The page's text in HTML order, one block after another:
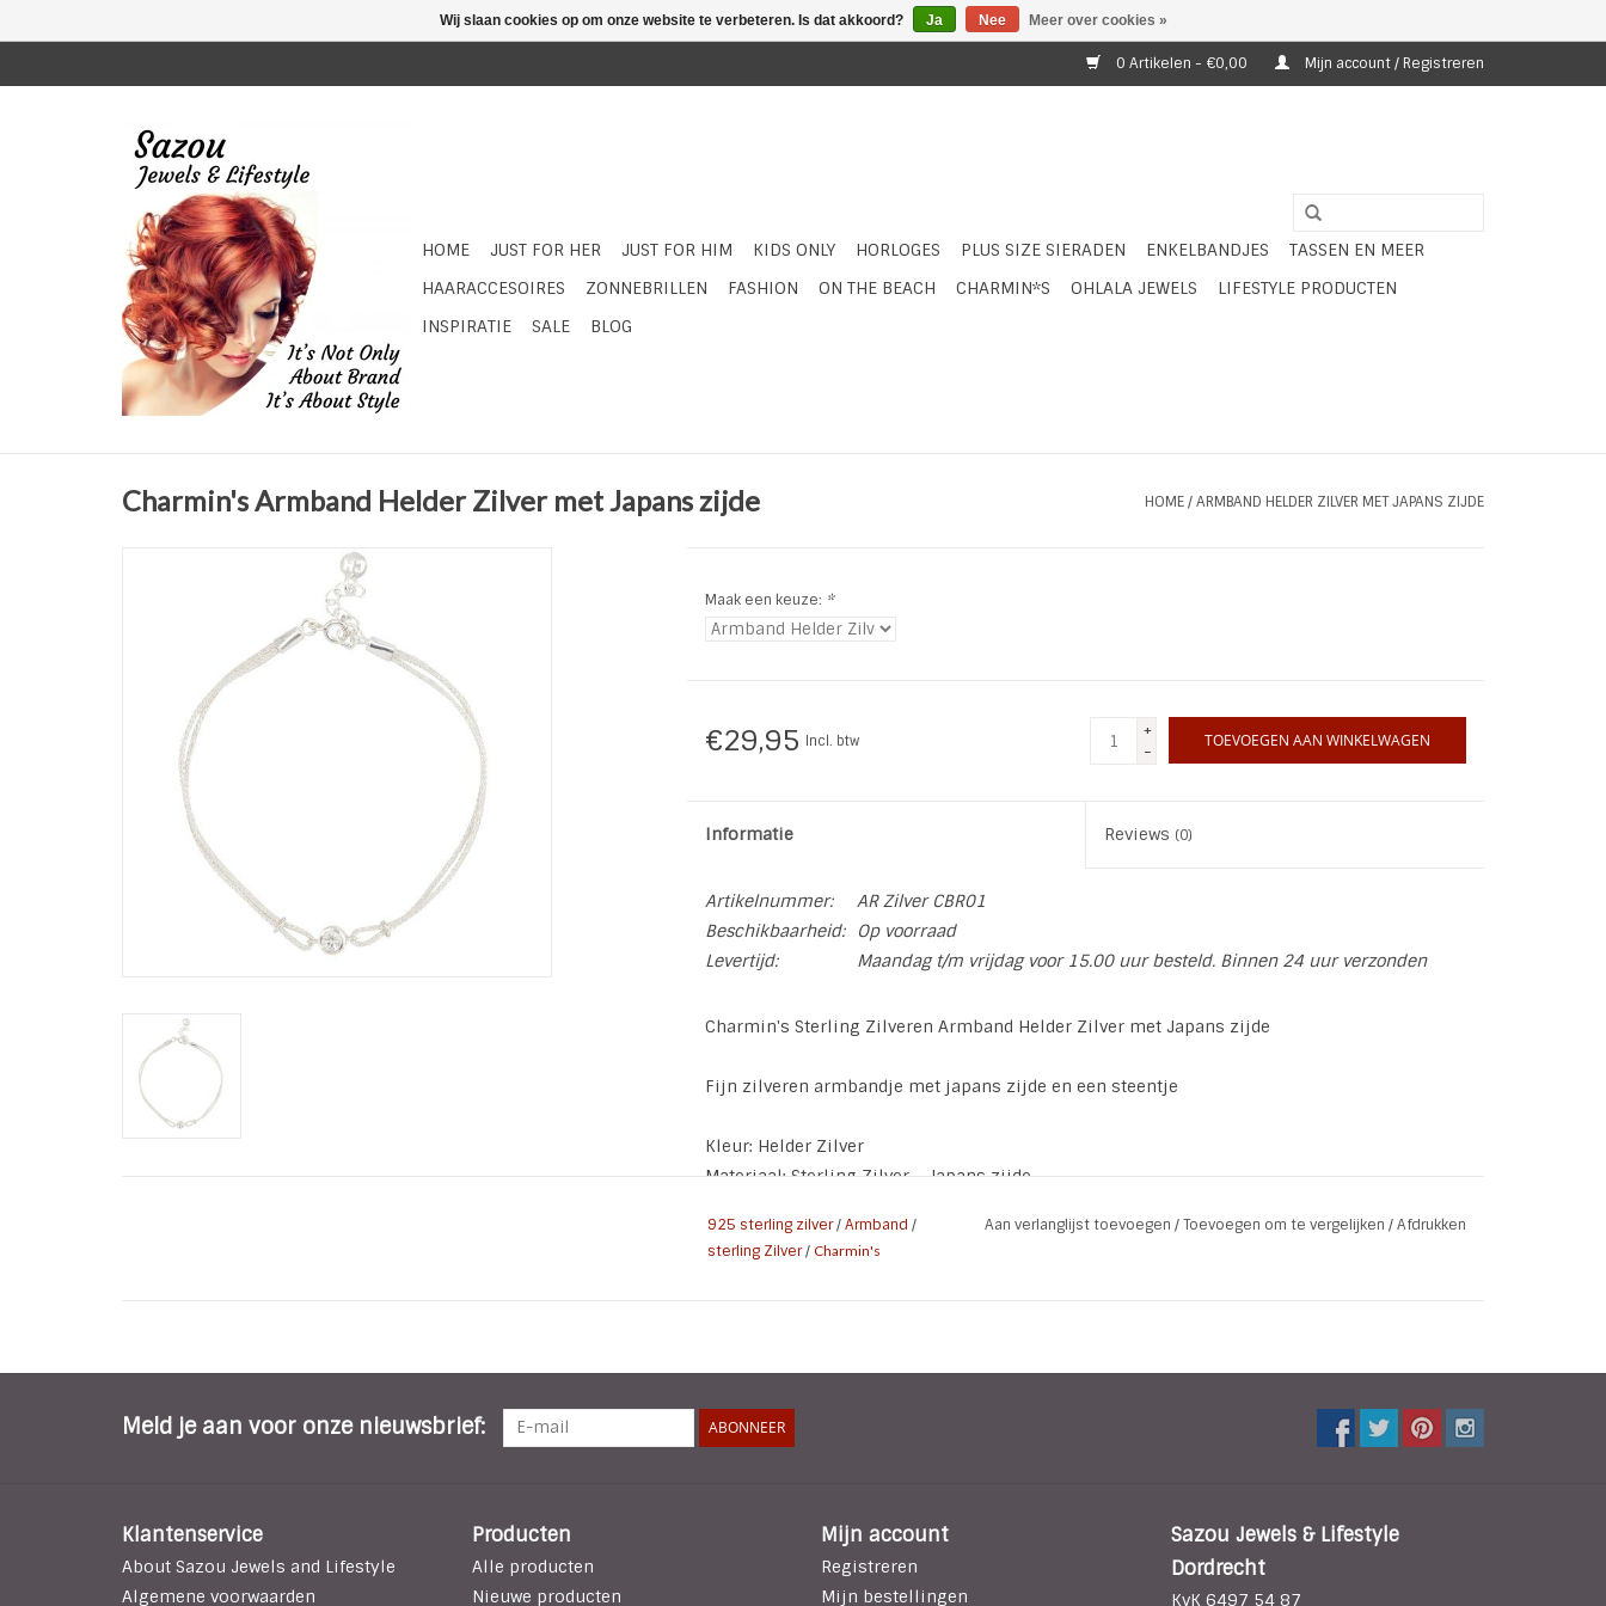
0 Artikelen - €0,00 Mijn account / Registreren
HOME JUST FOR HER JUST FOR HIM KIDS ONLY HORLOGES PLUS SIZE SIERADEN ENKELBANDJES
TASSEN EN MEER
HAARACCESOIRES
ZONNEBRILLEN FASHION ON THE BEACH CHARMIN*S OHLALA JEWELS
LIFESTYLE PRODUCTEN
INSPIRATIE
SALE BLOG
Charmin's Armband Helder Zilver met Japans zijde HOME/ARMBAND HELDER ZILVER MET JAPANS ZIJDE
Maak een keuze: *
€29,95 Incl. btw
+
-
TOEVOEGEN AAN WINKELWAGEN
Informatie Reviews (0)
Artikelnummer:
AR Zilver CBR01
Beschikbaarheid:
Op voorraad
Levertijd:
Maandag t/m vrijdag voor 15.00 uur besteld. Binnen 24 uur verzonden
Charmin's Sterling Zilveren Armband Helder Zilver met Japans zijde
Fijn zilveren armbandje met japans zijde en een steentje
Kleur: Helder Zilver
Materiaal: Sterling Zilver - Japans zijde
925 sterling zilver/Armband /
sterling Zilver/ Charmin's
Aan verlanglijst toevoegen /Toevoegen om te vergelijken /Afdrukken
Meld je aan voor onze nieuwsbrief: ABONNEER
Klantenservice
About Sazou Jewels and Lifestyle
Algemene voorwaarden
Producten
Alle producten
Nieuwe producten
Mijn account
Registreren
Mijn bestellingen
Sazou Jewels & Lifestyle
Dordrecht
KvK 6497 54 87
Wij slaan cookies op om onze website te verbeteren. Is dat akkoord? Ja Nee Meer over cookies »